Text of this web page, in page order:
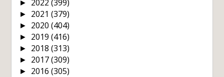
► 2022(399)
► 2021(379)
► 2020(404)
► 2019(416)
► 2018(313)
► 2017(309)
► 2016(305)